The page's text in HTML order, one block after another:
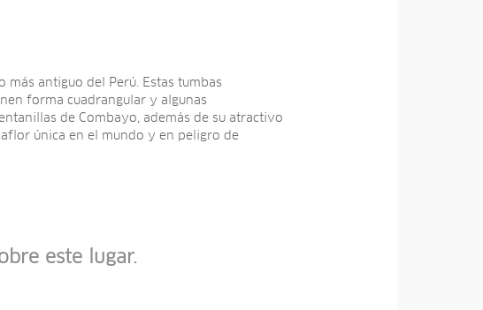
antiguo del Perú. Estas tumbas
forma cuadrangular y algunas
de Combayo, además de su atractivo
única en el mundo y en peligro de
este lugar.